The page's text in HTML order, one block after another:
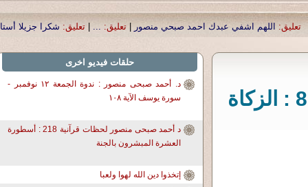
صبحي منصور|تعليق: ...
|تعليق: شكرا جزيلا أستاذ حمد الحمد .أكرمكم الله .|
د. أحمد صبحى منصور: لحظات قرآنية 859 : الزكاة
حلقات فيديو اخرى
د. أحمد صبحى منصور : ندوة الجمعة ١٢ نوفمبر -
سورة يوسف الآية ١٠٨
د أحمد صبحى منصور لحظات قرآنية 218 : أسطورة
العشرة المبشرون بالجنة
إتخذوا دين الله لهوا ولعبا